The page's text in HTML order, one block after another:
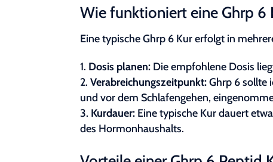
Wie funktioniert eine Ghrp 6
Eine typische Ghrp 6 Kur erfolgt in
Dosis planen: Die empfohlene Dosis
Verabreichungszeitpunkt:Ghrp 6 sollte
und vor dem Schlafengehen,
Kurdauer: Eine typische Kur dauert
des Hormonhaushalts.